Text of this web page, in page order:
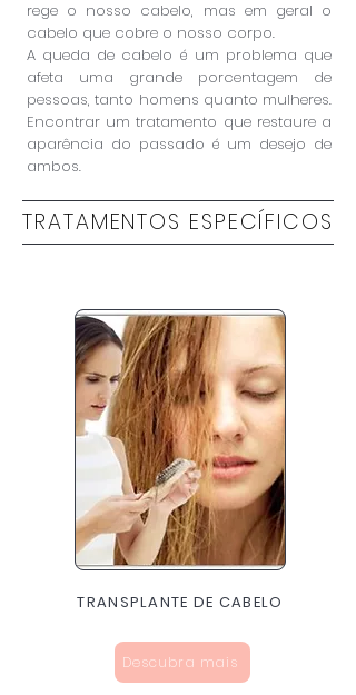
rege o nosso cabelo, mas em geral o
cabelo que cobre o nosso corpo.
A queda de cabelo é um problema que
afeta uma grande porcentagem de
pessoas, tanto homens quanto mulheres.
Encontrar um tratamento que restaure a
aparência do passado é um desejo de
ambos.
TRATAMENTOS ESPECÍFICOS
TRANSPLANTE DE CABELO
Descubra mais